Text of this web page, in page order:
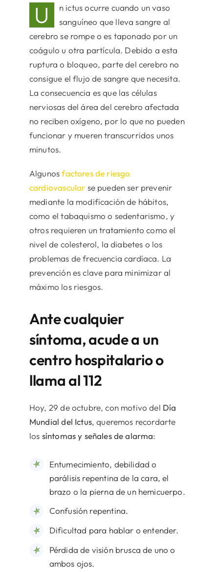
U
n ictus ocurre cuando un vaso
sanguíneo que lleva sangre al
cerebro se rompe o es taponado por un
coágulo u otra partícula. Debido a esta
ruptura o bloqueo, parte del cerebro no
consigue el flujo de sangre que necesita.
La consecuencia es que las células
nerviosas del área del cerebro afectada
no reciben oxígeno, por lo que no pueden
funcionar y mueren transcurridos unos
minutos.
Algunosfactores de riesgo
cardiovascular se pueden ser prevenir
mediante la modificación de hábitos,
como el tabaquismo o sedentarismo, y
otros requieren un tratamiento como el
nivel de colesterol, la diabetes o los
problemas de frecuencia cardíaca. La
prevención es clave para minimizar al
máximo los riesgos.
Ante cualquier
síntoma, acude a un
centro hospitalario o
llama al 112
Hoy, 29 de octubre, con motivo del Día
Mundial del Ictus, queremos recordarte
los síntomas y señales de alarma:
Entumecimiento, debilidad o
parálisis repentina de la cara, el
brazo o la pierna de un hemicuerpo.
Confusión repentina.
Dificultad para hablar o entender.
Pérdida de visión brusca de uno o
ambos ojos.